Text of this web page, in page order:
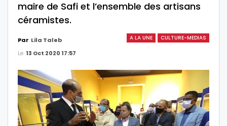
maire de Safi et l’ensemble des artisans
céramistes.
A LA UNE CULTURE-MEDIAS
Par Lila Taleb
Le 13 Oct 2020 17:57